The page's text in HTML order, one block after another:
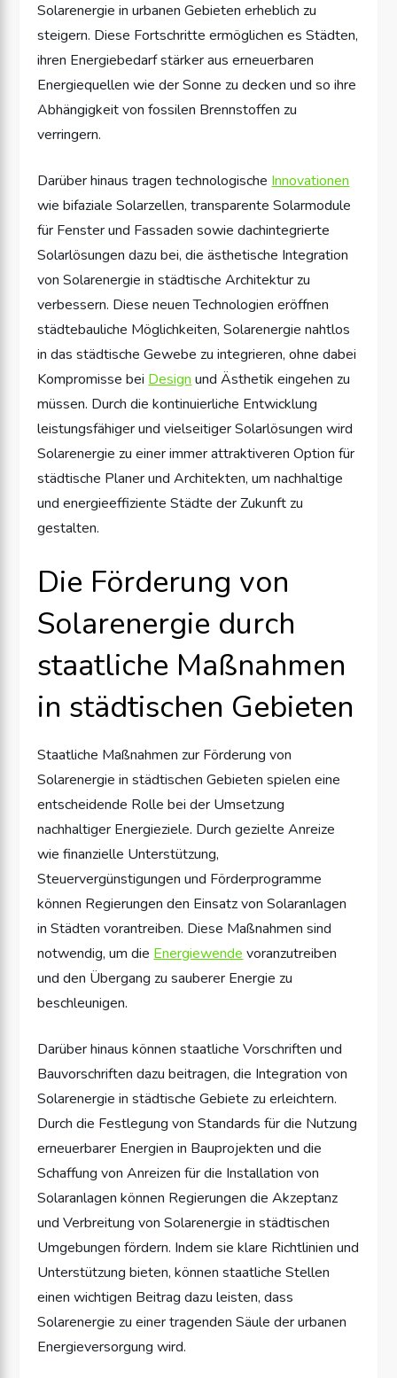
Solarenergie in urbanen Gebieten erheblich zu
steigern. Diese Fortschritte ermöglichen es Städten,
ihren Energiebedarf stärker aus erneuerbaren
Energiequellen wie der Sonne zu decken und so ihre
Abhängigkeit von fossilen Brennstoffen zu
verringern.
Darüber hinaus tragen technologische Innovationen
wie bifaziale Solarzellen, transparente Solarmodule
für Fenster und Fassaden sowie dachintegrierte
Solarlösungen dazu bei, die ästhetische Integration
von Solarenergie in städtische Architektur zu
verbessern. Diese neuen Technologien eröffnen
städtebauliche Möglichkeiten, Solarenergie nahtlos
in das städtische Gewebe zu integrieren, ohne dabei
Kompromisse bei Design und Ästhetik eingehen zu
müssen. Durch die kontinuierliche Entwicklung
leistungsfähiger und vielseitiger Solarlösungen wird
Solarenergie zu einer immer attraktiveren Option für
städtische Planer und Architekten, um nachhaltige
und energieeffiziente Städte der Zukunft zu
gestalten.
Die Förderung von
Solarenergie durch
staatliche Maßnahmen
in städtischen Gebieten
Staatliche Maßnahmen zur Förderung von
Solarenergie in städtischen Gebieten spielen eine
entscheidende Rolle bei der Umsetzung
nachhaltiger Energieziele. Durch gezielte Anreize
wie finanzielle Unterstützung,
Steuervergünstigungen und Förderprogramme
können Regierungen den Einsatz von Solaranlagen
in Städten vorantreiben. Diese Maßnahmen sind
notwendig, um die Energiewende voranzutreiben
und den Übergang zu sauberer Energie zu
beschleunigen.
Darüber hinaus können staatliche Vorschriften und
Bauvorschriften dazu beitragen, die Integration von
Solarenergie in städtische Gebiete zu erleichtern.
Durch die Festlegung von Standards für die Nutzung
erneuerbarer Energien in Bauprojekten und die
Schaffung von Anreizen für die Installation von
Solaranlagen können Regierungen die Akzeptanz
und Verbreitung von Solarenergie in städtischen
Umgebungen fördern. Indem sie klare Richtlinien und
Unterstützung bieten, können staatliche Stellen
einen wichtigen Beitrag dazu leisten, dass
Solarenergie zu einer tragenden Säule der urbanen
Energieversorgung wird.